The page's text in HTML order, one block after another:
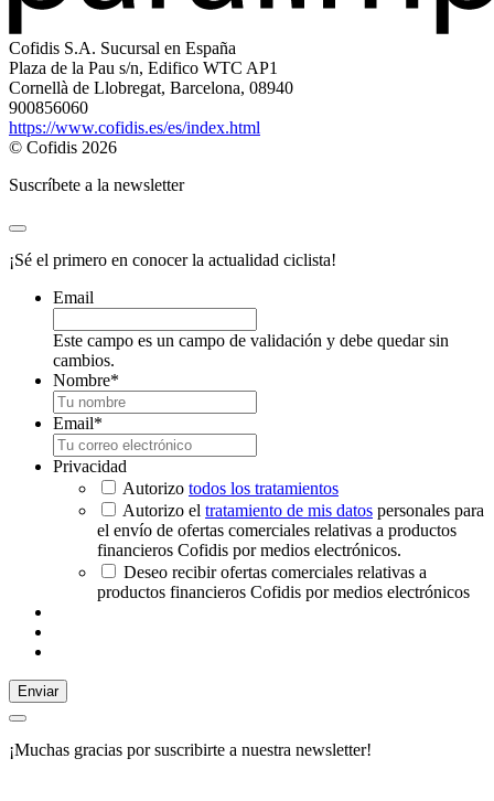
Cofidis S.A. Sucursal en España
Plaza de la Pau s/n, Edifico WTC AP1
Cornellà de Llobregat, Barcelona, 08940
900856060
https://www.cofidis.es/es/index.html
© Cofidis 2026
Suscríbete a la newsletter
¡Sé el primero en conocer la actualidad ciclista!
Email
Este campo es un campo de validación y debe quedar sin
cambios.
Nombre*
Email*
Privacidad
Autorizo todos los tratamientos
Autorizo el tratamiento de mis datos personales para
el envío de ofertas comerciales relativas a productos
financieros Cofidis por medios electrónicos.
Deseo recibir ofertas comerciales relativas a
productos financieros Cofidis por medios electrónicos
Enviar
¡Muchas gracias por suscribirte a nuestra newsletter!